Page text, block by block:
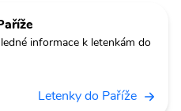
informace k letenkám do
Letenky do Paříže